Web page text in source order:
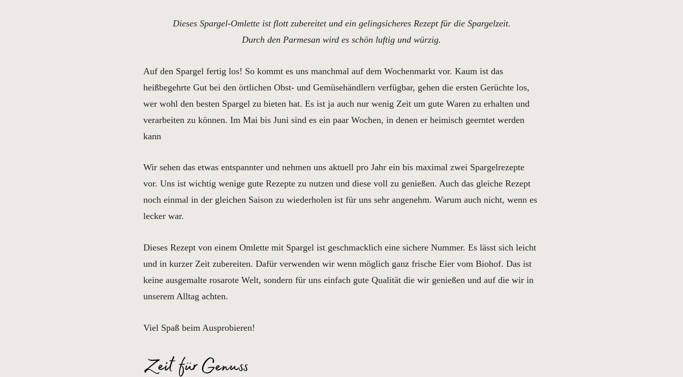
Dieses Spargel-Omlette ist flott zubereitet und ein gelingsicheres Rezept für die Spargelzeit.
Durch den Parmesan wird es schön luftig und würzig.
Auf den Spargel fertig los! So kommt es uns manchmal auf dem Wochenmarkt vor. Kaum ist das
heißbegehrte Gut bei den örtlichen Obst- und Gemüsehändlern verfügbar, gehen die ersten Gerüchte los,
wer wohl den besten Spargel zu bieten hat. Es ist ja auch nur wenig Zeit um gute Waren zu erhalten und
verarbeiten zu können. Im Mai bis Juni sind es ein paar Wochen, in denen er heimisch geerntet werden
kann
Wir sehen das etwas entspannter und nehmen uns aktuell pro Jahr ein bis maximal zwei Spargelrezepte
vor. Uns ist wichtig wenige gute Rezepte zu nutzen und diese voll zu genießen. Auch das gleiche Rezept
noch einmal in der gleichen Saison zu wiederholen ist für uns sehr angenehm. Warum auch nicht, wenn es
lecker war.
Dieses Rezept von einem Omlette mit Spargel ist geschmacklich eine sichere Nummer. Es lässt sich leicht
und in kurzer Zeit zubereiten. Dafür verwenden wir wenn möglich ganz frische Eier vom Biohof. Das ist
keine ausgemalte rosarote Welt, sondern für uns einfach gute Qualität die wir genießen und auf die wir in
unserem Alltag achten.
Viel Spaß beim Ausprobieren!